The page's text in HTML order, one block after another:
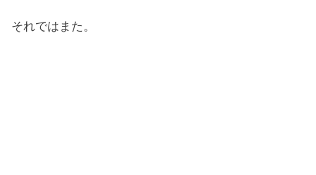
それではまた。